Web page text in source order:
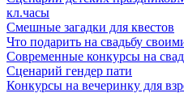
кл.часы
Смешные загадки для квестов
Что подарить на свадьбу
Современные конкурсы на
Сценарий гендер пати
Конкурсы на вечеринку для